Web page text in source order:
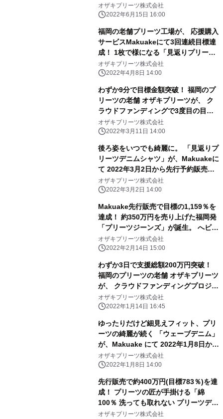
日から先行予約販売開始。
オザキプリーツ株式会社
2022年6月15日 16:00
福岡の老舗プリーツ工場が、 応援購入
サービスMakuakeにて3回連続目標達
成！ 1枚で様になる「見返りプリーツ
デニムシャツ」が誕生
オザキプリーツ株式会社
2022年4月8日 14:00
わずか9分で目標金額突破！ 福岡のプ
リーツの老舗 オザキプリーツが、 ク
ラウドファンディングで3度目の目標
金額達成
オザキプリーツ株式会社
2022年3月11日 14:00
後ろ姿をいつでも綺麗に。 「見返りプ
リーツデニムシャツ」が、Makuakeに
て 2022年3月2日から先行予約販売を
開始
オザキプリーツ株式会社
2022年3月2日 14:00
Makuake先行販売で目標の1,159％を
達成！ 約350万円を売り上げた福岡発
「プリーツジーンズ」が誕生。 へビロ
テしても洗っても、綺麗なプリーツが
続く。 毎日履きたい男女兼用「プリー
オザキプリーツ株式会社
2022年2月14日 15:00
わずか3日で支援総額200万円突破！
福岡のプリーツの老舗 オザキプリーツ
が、 クラウドファンディングプロジェ
クトで2度目の目標金額達成 ～ゆっ
たりだけど細見えフィット 「ウェーブ
オザキプリーツ株式会社
2022年1月14日 16:45
ゆったりだけど細見えフィット、プリ
ーツの綺麗が続く 「ウェーブデニム」
が、Makuake にて 2022年1月8日から
先行予約販売を開始。
オザキプリーツ株式会社
2022年1月8日 14:00
先行販売で約400万円(目標783％)を達
成！ プリーツの匠が手掛ける「綿
100％ 洗っても取れない プリーツデニ
ムパンツ」本販売開始
オザキプリーツ株式会社